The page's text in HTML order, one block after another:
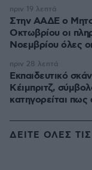
Στην ΑΑΔΕ ο
Οκτωβρίου οι
Νοεμβρίου όλες
πριν 19 λεπτά
Εκπαιδευτικό
Κέιμπριτζ,
κατηγορείται
πριν 28 λεπτά
ΔΕΙΤΕ ΟΛΕΣ